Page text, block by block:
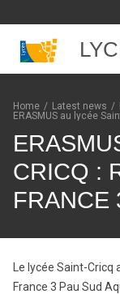
Skip to content
Home / Latest news /
ERASMUS au lycée
CRICQ :
FRANCE
Le lycée Saint-
France 3 Pau Sud